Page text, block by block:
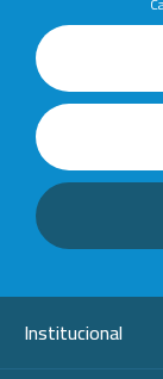
Institucional